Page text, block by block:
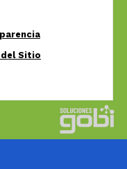
del Sitio